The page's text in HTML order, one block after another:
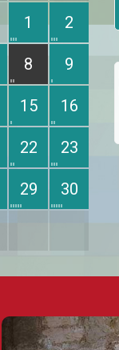
1
2
8 9
15 16
22 23
29 30